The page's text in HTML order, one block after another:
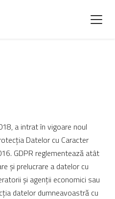
a intrat în vigoare noul
Datelor cu Caracter
GDPR reglementează atât
și prelucrare a datelor cu
și agenții economici sau
datelor dumneavoastră cu